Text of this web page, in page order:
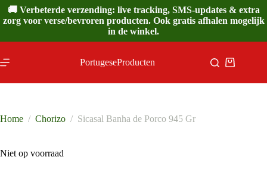
Ga
naar
de
🚚 Verbeterde verzending: live tracking, SMS-updates & extra
zorg voor verse/bevroren producten. Ook gratis afhalen mogelijk
in de winkel.
PortugeseProducten
Home / Chorizo / Sicasal Banha de Porco 945 Gr
Niet op voorraad